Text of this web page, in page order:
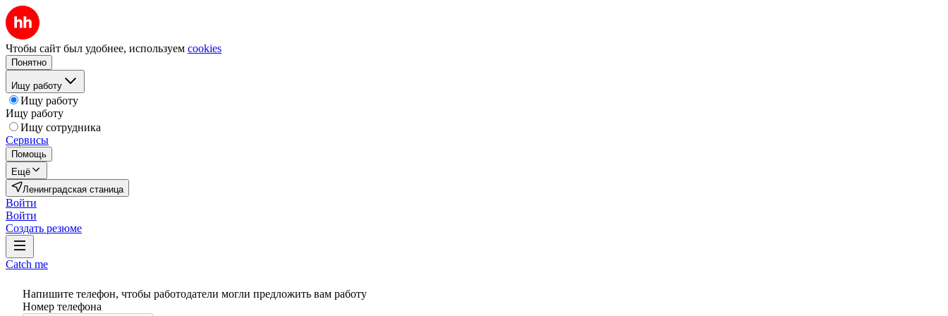
Чтобы сайт был удобнее, используем cookies
Понятно
Ищу работу
Ищу работу
Ищу работу
Ищу сотрудника
Сервисы
Помощь
Ещё
Ленинградская станица
Войти
Войти
Создать резюме
Catch me
Напишите телефон, чтобы работодатели могли предложить вам работу
Номер телефона